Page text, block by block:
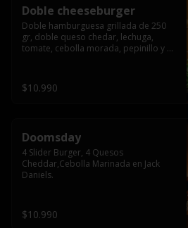
Doble cheeseburger
Doble hamburguesa grillada de 250
gr, doble queso chedar, lechuga,
tomate, cebolla morada, pepinillo y
$10.990
Doomsday
4 Slider Burger, 4 Quesos
Cheddar,Cebolla Marinada en Jack
Daniels.
$10.990